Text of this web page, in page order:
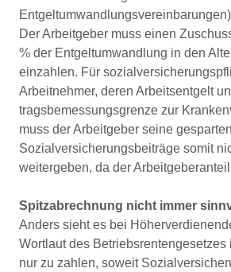
Der Arbeitgeber muss einen
% der Entgeltumwandlung in den
einzahlen. Für
Arbeitnehmer, deren Arbeitsentgelt
tragsbemessungsgrenze zur
muss der Arbeitgeber seine gesparten
Sozialversicherungsbeiträge somit
weitergeben, da der
Spitzabrechnung nicht immer
Anders sieht es bei
Wortlaut des Betriebsrentengesetzes
nur zu zahlen, soweit